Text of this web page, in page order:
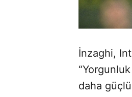
İnzaghi,
daha güçlü